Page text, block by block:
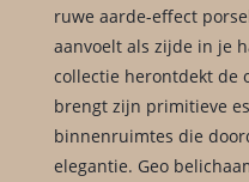
ruwe aarde-effect
aanvoelt als zijde in je
collectie herontdekt de
brengt zijn primitieve
binnenruimtes die
elegantie. Geo